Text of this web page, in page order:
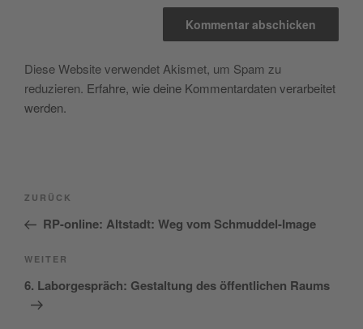
Diese Website verwendet Akismet, um Spam zu
reduzieren. Erfahre, wie deine Kommentardaten verarbeitet
werden.
Beitragsnavigation
Vorheriger
Beitrag
ZURÜCK
RP-online: Altstadt: Weg vom Schmuddel-Image
Nächster
Beitrag
WEITER
6. Laborgespräch: Gestaltung des öffentlichen Raums